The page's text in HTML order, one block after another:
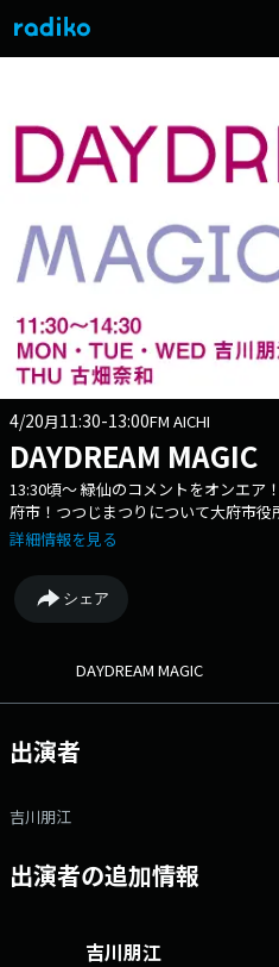
4/20月11:30-13:00FM AICHI
DAYDREAM MAGIC
13:30頃～ 緑仙のコメントをオンエ
府市！つつじまつりについて大府市
を伺います。 ★コーナー★ ・12:10
イズコーナー『デイドリル』！“あ
探る瞬間がクセになる！さぁ、今日も
う！ ・14:07頃～「MUSIC
CHAMPIONを決めます！ パーソナ
◆ メッセージ・リクエストはこち
807」 Xアカウントは「
詳細情報を見る
シェア
DAYDREAM MAGIC
出演者
吉川朋江
出演者の追加情報
吉川朋江